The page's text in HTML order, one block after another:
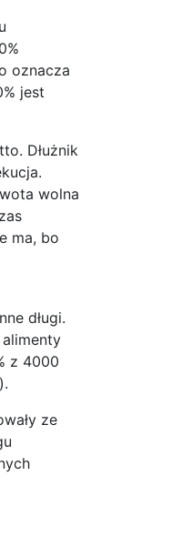
oznacza
jest
Dłużnik
wolna
ma, bo
długi.
z 4000
ze